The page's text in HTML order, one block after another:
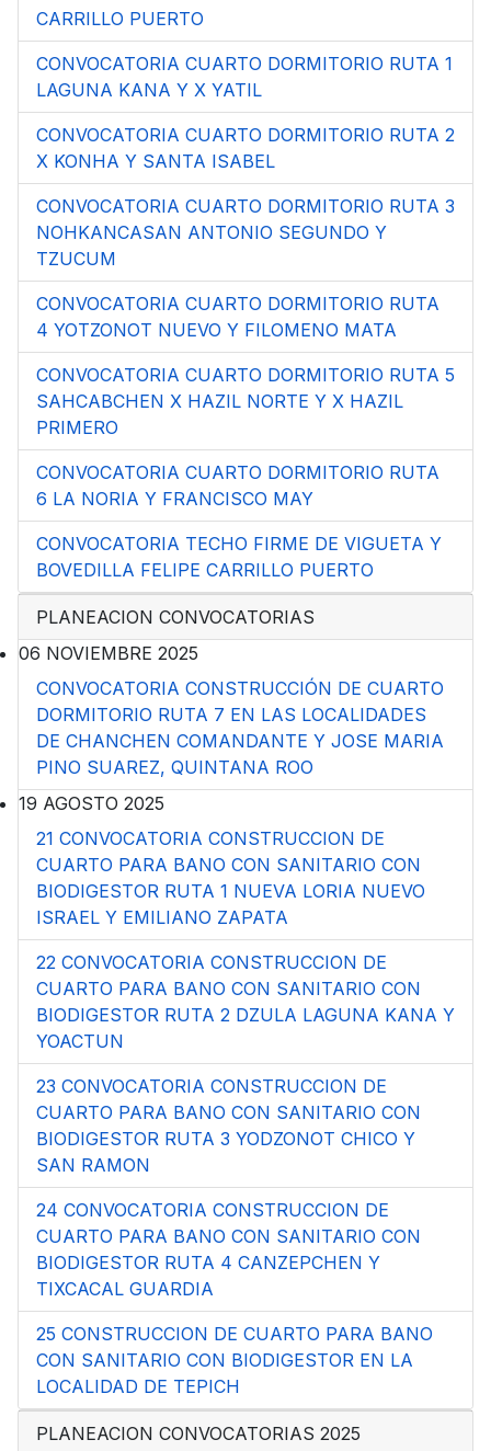
CARRILLO PUERTO
CONVOCATORIA CUARTO DORMITORIO RUTA 1
LAGUNA KANA Y X YATIL
CONVOCATORIA CUARTO DORMITORIO RUTA 2
X KONHA Y SANTA ISABEL
CONVOCATORIA CUARTO DORMITORIO RUTA 3
NOHKANCASAN ANTONIO SEGUNDO Y
TZUCUM
CONVOCATORIA CUARTO DORMITORIO RUTA
4 YOTZONOT NUEVO Y FILOMENO MATA
CONVOCATORIA CUARTO DORMITORIO RUTA 5
SAHCABCHEN X HAZIL NORTE Y X HAZIL
PRIMERO
CONVOCATORIA CUARTO DORMITORIO RUTA
6 LA NORIA Y FRANCISCO MAY
CONVOCATORIA TECHO FIRME DE VIGUETA Y
BOVEDILLA FELIPE CARRILLO PUERTO
PLANEACION CONVOCATORIAS
06 NOVIEMBRE 2025
CONVOCATORIA CONSTRUCCIÓN DE CUARTO
DORMITORIO RUTA 7 EN LAS LOCALIDADES
DE CHANCHEN COMANDANTE Y JOSE MARIA
PINO SUAREZ, QUINTANA ROO
19 AGOSTO 2025
21 CONVOCATORIA CONSTRUCCION DE
CUARTO PARA BANO CON SANITARIO CON
BIODIGESTOR RUTA 1 NUEVA LORIA NUEVO
ISRAEL Y EMILIANO ZAPATA
22 CONVOCATORIA CONSTRUCCION DE
CUARTO PARA BANO CON SANITARIO CON
BIODIGESTOR RUTA 2 DZULA LAGUNA KANA Y
YOACTUN
23 CONVOCATORIA CONSTRUCCION DE
CUARTO PARA BANO CON SANITARIO CON
BIODIGESTOR RUTA 3 YODZONOT CHICO Y
SAN RAMON
24 CONVOCATORIA CONSTRUCCION DE
CUARTO PARA BANO CON SANITARIO CON
BIODIGESTOR RUTA 4 CANZEPCHEN Y
TIXCACAL GUARDIA
25 CONSTRUCCION DE CUARTO PARA BANO
CON SANITARIO CON BIODIGESTOR EN LA
LOCALIDAD DE TEPICH
PLANEACION CONVOCATORIAS 2025